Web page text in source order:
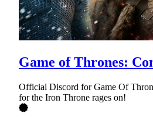
Game of Thrones:
Official Discord for Game Of
for the Iron Throne rages on!